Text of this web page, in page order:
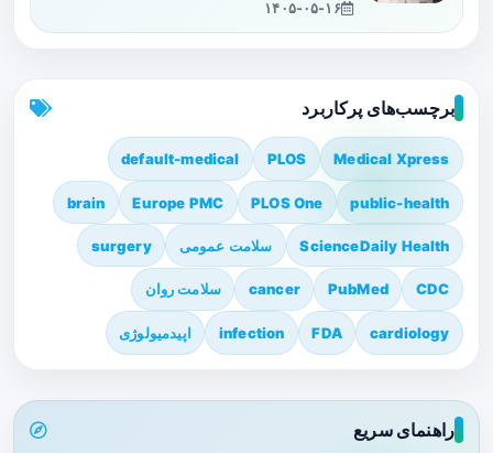
۱۴۰۵-۰۵-۱۶
برچسب‌های پرکاربرد
Medical Xpress
PLOS
default-medical
public-health
PLOS One
Europe PMC
brain
ScienceDaily Health سلامت عمومی surgery
CDC
PubMed
cancer سلامت روان
cardiology
FDA
infection اپیدمیولوژی
راهنمای سریع